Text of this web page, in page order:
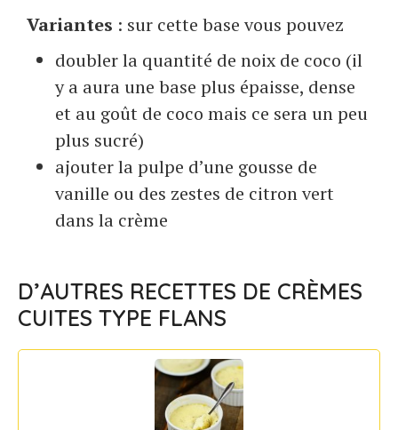
Variantes : sur cette base vous pouvez
doubler la quantité de noix de coco (il
y a aura une base plus épaisse, dense
et au goût de coco mais ce sera un peu
plus sucré)
ajouter la pulpe d’une gousse de
vanille ou des zestes de citron vert
dans la crème
D’AUTRES RECETTES DE CRÈMES
CUITES TYPE FLANS